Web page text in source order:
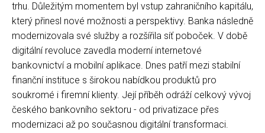
trhu. Důležitým momentem byl vstup zahraničního kapitálu,
který přinesl nové možnosti a perspektivy. Banka následně
modernizovala své služby a rozšířila síť poboček. V době
digitální revoluce zavedla moderní internetové
bankovnictví a mobilní aplikace. Dnes patří mezi stabilní
finanční instituce s širokou nabídkou produktů pro
soukromé i firemní klienty. Její příběh odráží celkový vývoj
českého bankovního sektoru - od privatizace přes
modernizaci až po současnou digitální transformaci.